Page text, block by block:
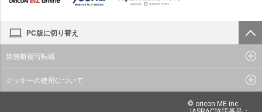
PC版に切り替え
禁無断複写転載
クッキーの使用について
© oricon ME inc.